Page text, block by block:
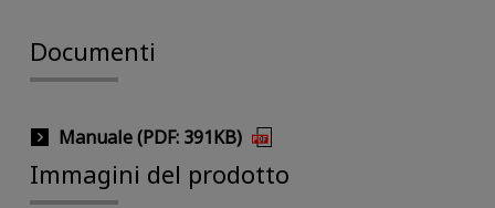
Documenti
Manuale (PDF: 391KB)
Immagini del prodotto